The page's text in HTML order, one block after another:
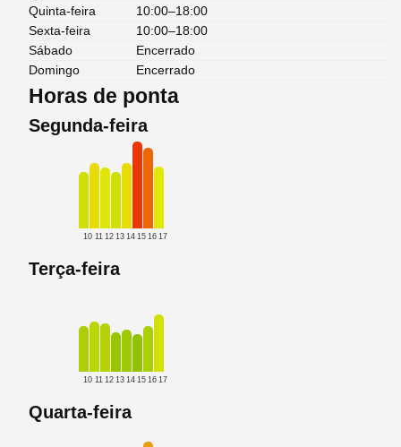
Quinta-feira
10:00–18:00
Sexta-feira
10:00–18:00
Sábado
Encerrado
Domingo
Encerrado
Horas de ponta
Segunda-feira
10 11 12 13 14 15 16 17
Terça-feira
10 11 12 13 14 15 16 17
Quarta-feira